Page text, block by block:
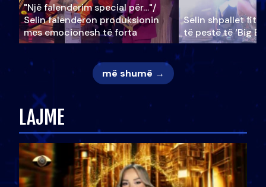
"Një falenderim special për…"/
Selin falënderon produksionin
mes emocionesh të forta
Selin shpallet
të pestë të ‘Big
më shumë →
LAJME